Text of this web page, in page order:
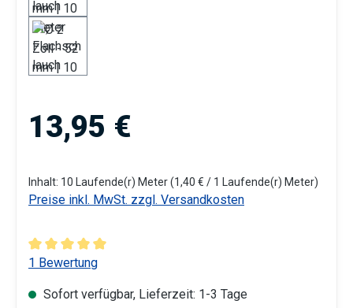
Regulärer Preis:
13,95 €
Inhalt: 10 Laufende(r) Meter(1,40 € / 1 Laufende(r) Meter)
Preise inkl. MwSt. zzgl. Versandkosten
Durchschnittliche Bewertung von 5 von 5 Sternen
1 Bewertung
Sofort verfügbar, Lieferzeit: 1-3 Tage